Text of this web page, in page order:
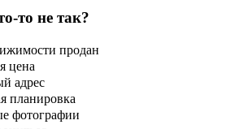
то не так?
продан
цена
адрес
планировка
фотографии